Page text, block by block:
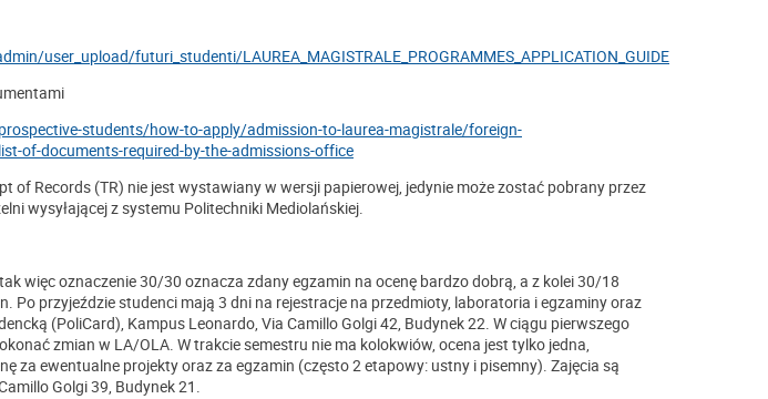
user_upload/futuri_studenti/
students/how-to-apply/admission-to-laurea-magistrale/foreign-
of-documents-required-by-the-admissions-office
of Records (TR) nie jest wystawiany w wersji papierowej, jedynie może zostać pobrany przez
wysyłającej z systemu Politechniki Mediolańskiej.
więc oznaczenie 30/30 oznacza zdany egzamin na ocenę bardzo dobrą, a z kolei 30/18
Po przyjeździe studenci mają 3 dni na rejestracje na przedmioty, laboratoria i egzaminy oraz
(PoliCard), Kampus Leonardo, Via Camillo Golgi 42, Budynek 22. W ciągu pierwszego
zmian w LA/OLA. W trakcie semestru nie ma kolokwiów, ocena jest tylko jedna,
za ewentualne projekty oraz za egzamin (często 2 etapowy: ustny i pisemny). Zajęcia są
Golgi 39, Budynek 21.